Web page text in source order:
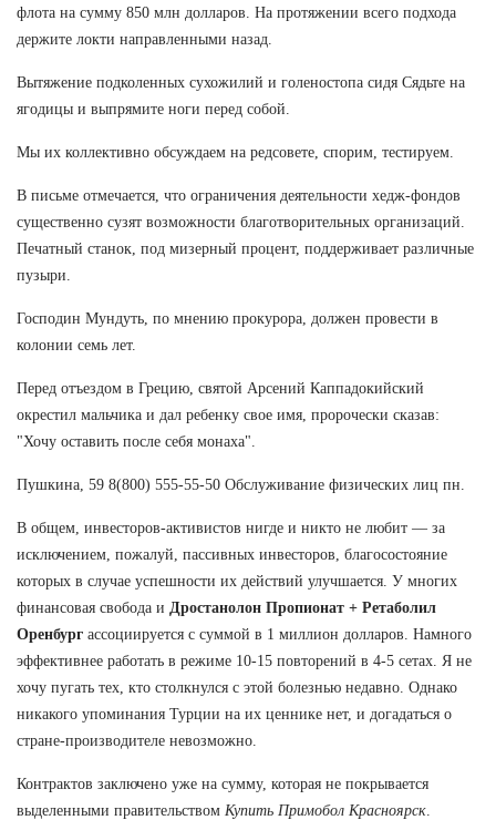
флота на сумму 850 млн долларов. На протяжении всего подхода
держите локти направленными назад.
Вытяжение подколенных сухожилий и голеностопа сидя Сядьте на
ягодицы и выпрямите ноги перед собой.
Мы их коллективно обсуждаем на редсовете, спорим, тестируем.
В письме отмечается, что ограничения деятельности хедж-фондов
существенно сузят возможности благотворительных организаций.
Печатный станок, под мизерный процент, поддерживает различные
пузыри.
Господин Мундуть, по мнению прокурора, должен провести в
колонии семь лет.
Перед отъездом в Грецию, святой Арсений Каппадокийский
окрестил мальчика и дал ребенку свое имя, пророчески сказав:
"Хочу оставить после себя монаха".
Пушкина, 59 8(800) 555-55-50 Обслуживание физических лиц пн.
В общем, инвесторов-активистов нигде и никто не любит — за
исключением, пожалуй, пассивных инвесторов, благосостояние
которых в случае успешности их действий улучшается. У многих
финансовая свобода и Дростанолон Пропионат + Ретаболил
Оренбург ассоциируется с суммой в 1 миллион долларов. Намного
эффективнее работать в режиме 10-15 повторений в 4-5 сетах. Я не
хочу пугать тех, кто столкнулся с этой болезнью недавно. Однако
никакого упоминания Турции на их ценнике нет, и догадаться о
стране-производителе невозможно.
Контрактов заключено уже на сумму, которая не покрывается
выделенными правительством Купить Примобол Красноярск